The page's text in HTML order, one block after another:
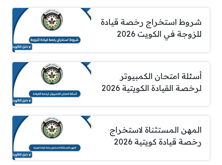
شروط استخراج رخصة قيادة
للزوجة في الكويت 2026
أسئلة امتحان الكمبيوتر
لرخصة القيادة الكويتية 2026
المهن المستثناة لاستخراج
رخصة قيادة كويتية 2026